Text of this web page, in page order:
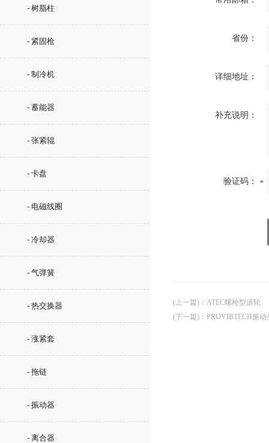
- 树脂柱
- 紧固枪
- 制冷机
- 蓄能器
- 张紧辊
- 卡盘
- 电磁线圈
- 冷却器
- 气弹簧
- 热交换器
- 涨紧套
- 拖链
- 振动器
- 离合器
省份：
详细地址：
补充说明：
验证码：
(上一篇) ： ATEC螺栓型滚轮
(下一篇) ： PROVIBTECH振动